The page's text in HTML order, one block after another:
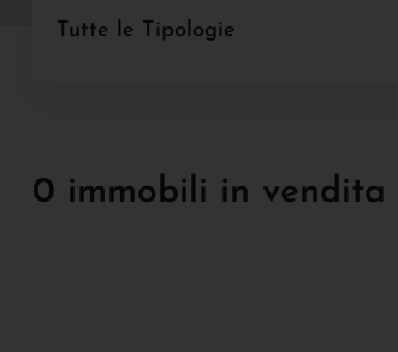
Tutte le Tipologie
0 immobili in vendita